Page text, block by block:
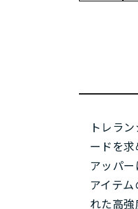
トレラ
ードを
アッパ
アイテ
れた高